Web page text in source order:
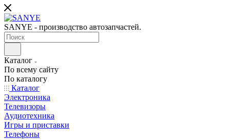
SANYE - производство автозапчастей.
Каталог
По всему сайту
По каталогу
Каталог
Электроника
Телевизоры
Аудиотехника
Игры и приставки
Телефоны